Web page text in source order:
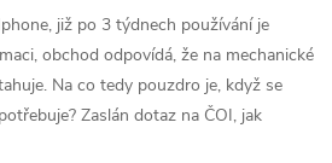
již po 3 týdnech používání je
obchod odpovídá, že na mechanické
Na co tedy pouzdro je, když se
Zaslán dotaz na ČOI, jak